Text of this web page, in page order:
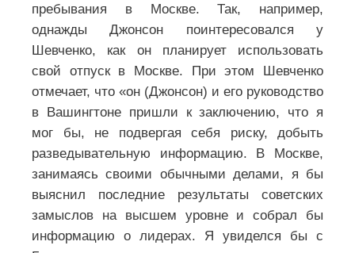
пребывания в Москве. Так, например,
однажды Джонсон поинтересовался у
Шевченко, как он планирует использовать
свой отпуск в Москве. При этом Шевченко
отмечает, что «он (Джонсон) и его руководство
в Вашингтоне пришли к заключению, что я
мог бы, не подвергая себя риску, добыть
разведывательную информацию. В Москве,
занимаясь своими обычными делами, я бы
выяснил последние результаты советских
замыслов на высшем уровне и собрал бы
информацию о лидерах. Я увиделся бы с